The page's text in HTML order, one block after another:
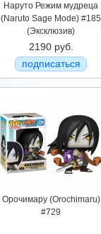
Наруто Режим мудреца
(Naruto Sage Mode) #185
(Эксклюзив)
2190 руб.
подписаться
Орочимару (Orochimaru)
#729